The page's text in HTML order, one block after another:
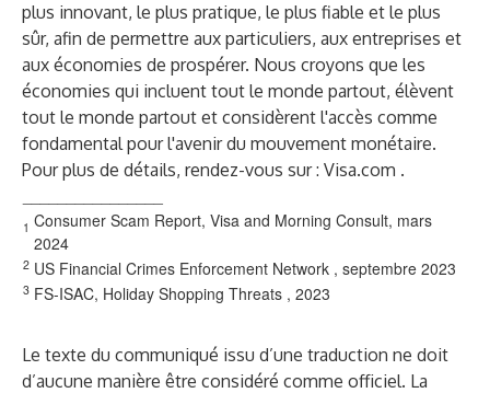
plus innovant, le plus pratique, le plus fiable et le plus
sûr, afin de permettre aux particuliers, aux entreprises et
aux économies de prospérer. Nous croyons que les
économies qui incluent tout le monde partout, élèvent
tout le monde partout et considèrent l'accès comme
fondamental pour l'avenir du mouvement monétaire.
Pour plus de détails, rendez-vous sur : Visa.com .
1 Consumer Scam Report, Visa and Morning Consult, mars
2024
2 US Financial Crimes Enforcement Network , septembre 2023
3 FS-ISAC, Holiday Shopping Threats , 2023
Le texte du communiqué issu d’une traduction ne doit
d’aucune manière être considéré comme officiel. La